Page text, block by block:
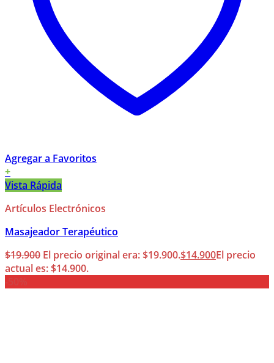
Agregar a Favoritos
+
Vista Rápida
Artículos Electrónicos
Masajeador Terapéutico
$19.900 El precio original era: $19.900.$14.900El precio
actual es: $14.900.